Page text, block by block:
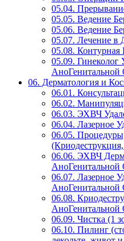
05.04.
05.05. Ведение
05.06. Ведение
05.07. Лечение в
05.08.
05.09. Гинеколог
АноГенитальной
06. Дерматология и
06.01.
06.02.
06.03. ЭХВЧ
06.04. Лазерное
06.05.
06.06. ЭХВЧ
АноГенитальной
06.07. Лазерное
АноГенитальной
06.08.
АноГенитальной
06.09. Чистка (1
06.10. Пилинг